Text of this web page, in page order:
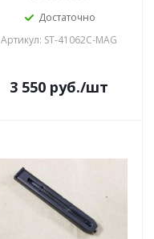
Достаточно
Артикул: ST-41062С-MAG
3 550 руб./шт